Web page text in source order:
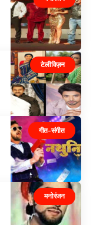
टेलीविज़न
गीत-संगीत
मनोरंजन